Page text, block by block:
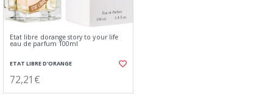
Etat libre dorange story to your life
eau de parfum 100ml
ETAT LIBRE D'ORANGE
72,21€